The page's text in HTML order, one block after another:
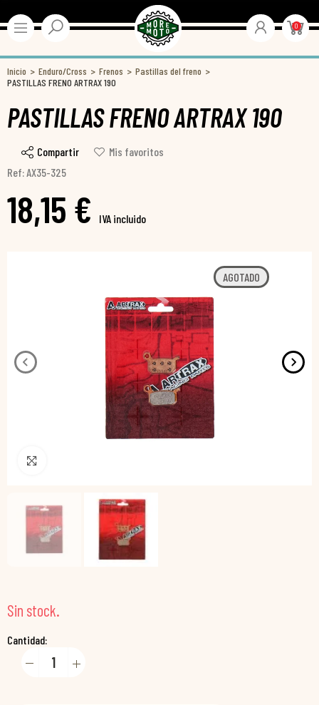
0
Inicio Enduro/Cross Frenos
Pastillas del freno
PASTILLAS FRENO ARTRAX 190
PASTILLAS FRENO ARTRAX 190
Compartir
Mis favoritos
Ref: AX35-325
18,15 € IVA incluido
AGOTADO
Sin stock.
Cantidad: